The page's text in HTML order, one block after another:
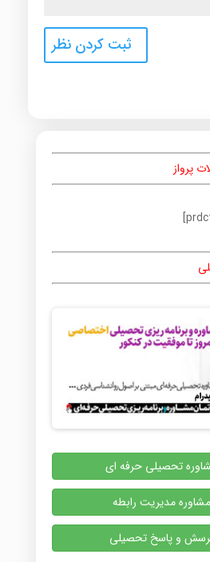
پرواز
تحصیلی حرفه ای
مدیریت رابطه
و پاسخ تحصیلی